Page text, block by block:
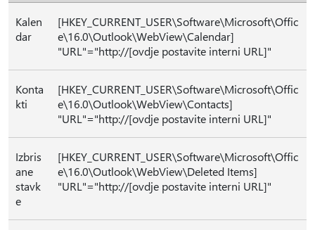
Kalen
dar
[HKEY_CURRENT_USER\Software\Microsoft\Offic
e\16.0\Outlook\WebView\Calendar]
"URL"="http://[ovdje postavite interni URL]"
Konta
kti
[HKEY_CURRENT_USER\Software\Microsoft\Offic
e\16.0\Outlook\WebView\Contacts]
"URL"="http://[ovdje postavite interni URL]"
Izbris
ane
stavk
e
[HKEY_CURRENT_USER\Software\Microsoft\Offic
e\16.0\Outlook\WebView\Deleted Items]
"URL"="http://[ovdje postavite interni URL]"